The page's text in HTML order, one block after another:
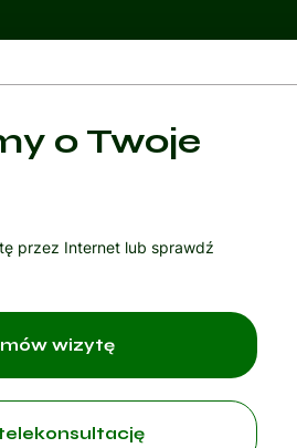
o Twoje
przez Internet lub sprawdź
wizytę